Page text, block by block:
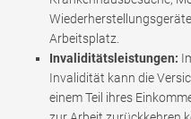
Arbeitsplatz.
Invaliditätsleistungen:
Invalidität kann die
einem Teil ihres